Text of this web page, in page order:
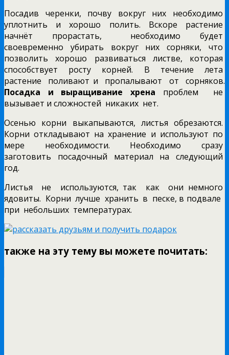
Посадив черенки, почву вокруг них необходимо
уплотнить и хорошо полить. Вскоре растение
начнёт прорастать, необходимо будет
своевременно убирать вокруг них сорняки, что
позволить хорошо развиваться листве, которая
способствует росту корней. В течение лета
растение поливают и пропалывают от сорняков.
Посадка и выращивание хрена проблем не
вызывает и сложностей никаких нет.
Осенью корни выкапываются, листья обрезаются.
Корни откладывают на хранение и используют по
мере необходимости. Необходимо сразу
заготовить посадочный материал на следующий
год.
Листья не используются, так как они немного
ядовиты. Корни лучше хранить в песке, в подвале
при небольших температурах.
также на эту тему вы можете почитать: